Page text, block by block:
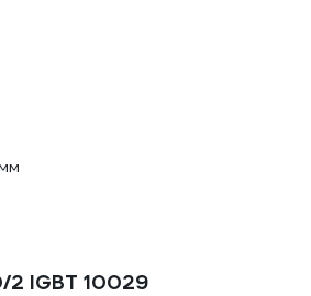
2 IGBT 10029